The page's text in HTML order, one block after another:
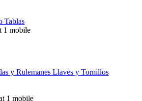
Tablas
y Rulemanes Llaves y Tornillos